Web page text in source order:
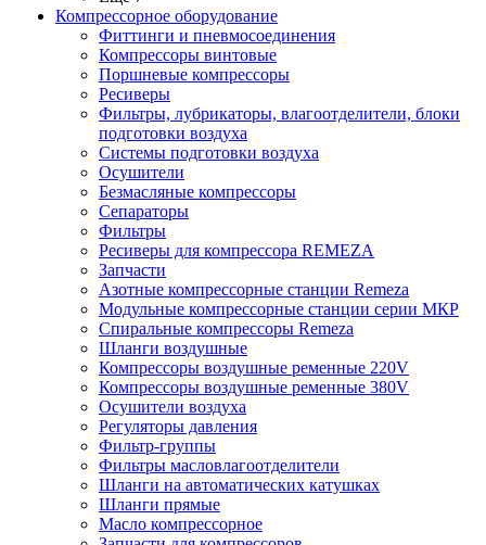
Компрессорное оборудование
Фиттинги и пневмосоединения
Компрессоры винтовые
Поршневые компрессоры
Ресиверы
Фильтры, лубрикаторы, влагоотделители, блоки
подготовки воздуха
Системы подготовки воздуха
Осушители
Безмасляные компрессоры
Сепараторы
Фильтры
Ресиверы для компрессора REMEZA
Запчасти
Азотные компрессорные станции Remeza
Модульные компрессорные станции серии МКР
Спиральные компрессоры Remeza
Шланги воздушные
Компрессоры воздушные ременные 220V
Компрессоры воздушные ременные 380V
Осушители воздуха
Регуляторы давления
Фильтр-группы
Фильтры масловлагоотделители
Шланги на автоматических катушках
Шланги прямые
Масло компрессорное